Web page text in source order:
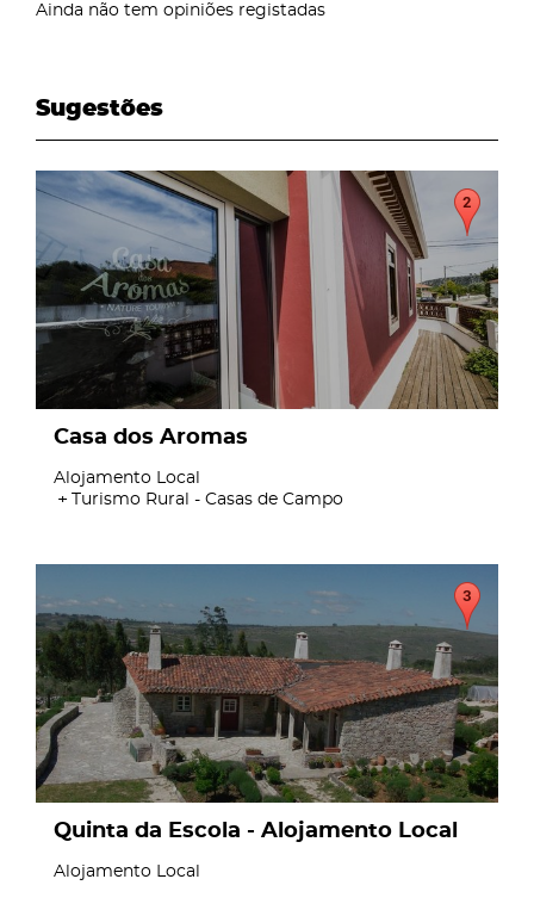
Ainda não tem opiniões registadas
Sugestões
page
Casa dos Aromas
Alojamento Local
Turismo Rural - Casas de Campo
Quinta da Escola - Alojamento Local
Alojamento Local